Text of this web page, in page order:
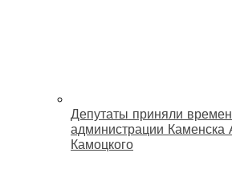
Депутаты приняли
администрации Каменска
Камоцкого